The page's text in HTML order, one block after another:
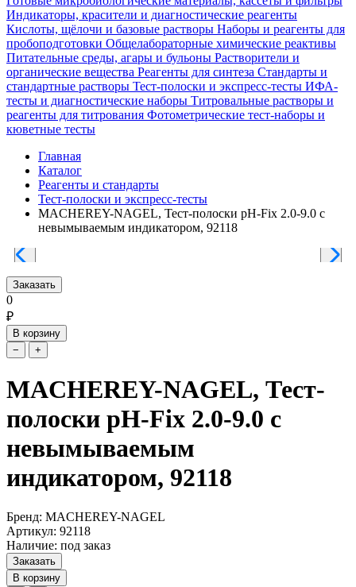
Индикаторы, красители и диагностические реагенты
Кислоты, щёлочи и базовые растворы Наборы и реагенты для
пробоподготовки Общелабораторные химические реактивы
Питательные среды, агары и бульоны Растворители и
органические вещества Реагенты для синтеза Стандарты и
стандартные растворы Тест-полоски и экспресс-тесты ИФА-
тесты и диагностические наборы Титровальные растворы и
реагенты для титрования Фотометрические тест-наборы и
кюветные тесты
Главная
Каталог
Реагенты и стандарты
Тест-полоски и экспресс-тесты
MACHEREY-NAGEL, Тест-полоски pH-Fix 2.0-9.0 с
невымываемым индикатором, 92118
Заказать
0
₽
В корзину
−
+
MACHEREY-NAGEL, Тест-
полоски pH-Fix 2.0-9.0 с
невымываемым
индикатором, 92118
Бренд: MACHEREY-NAGEL
Артикул: 92118
Наличие: под заказ
Заказать
В корзину